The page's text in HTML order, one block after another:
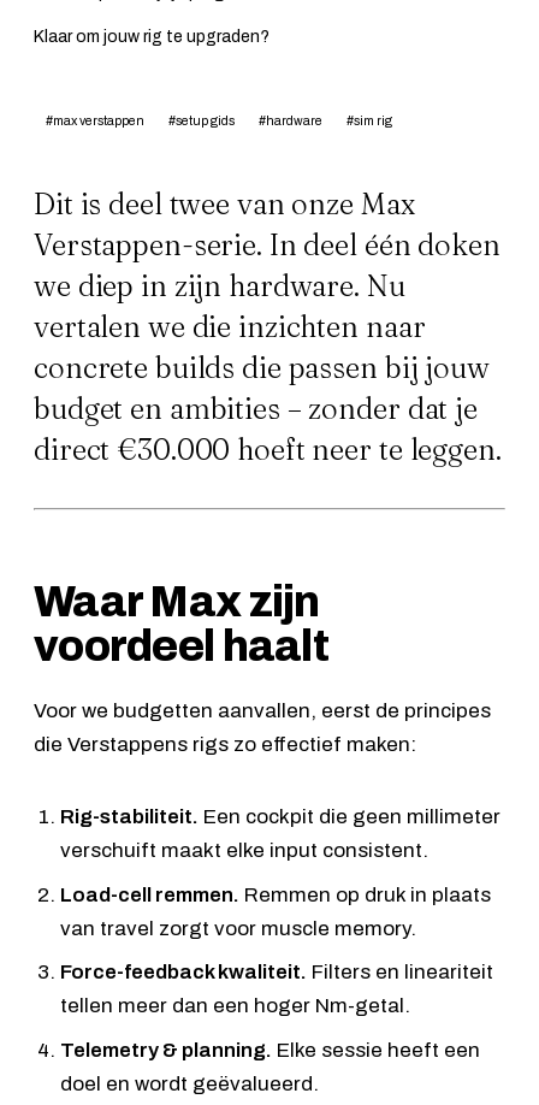
Klaar om jouw rig te upgraden?
#max verstappen #setup gids #hardware #sim rig
Dit is deel twee van onze Max
Verstappen-serie. In deel één doken
we diep in zijn hardware. Nu
vertalen we die inzichten naar
concrete builds die passen bij jouw
budget en ambities – zonder dat je
direct €30.000 hoeft neer te leggen.
Waar Max zijn
voordeel haalt
Voor we budgetten aanvallen, eerst de principes
die Verstappens rigs zo effectief maken:
Rig-stabiliteit. Een cockpit die geen millimeter
verschuift maakt elke input consistent.
Load-cell remmen. Remmen op druk in plaats
van travel zorgt voor muscle memory.
Force-feedback kwaliteit. Filters en lineariteit
tellen meer dan een hoger Nm-getal.
Telemetry & planning. Elke sessie heeft een
doel en wordt geëvalueerd.